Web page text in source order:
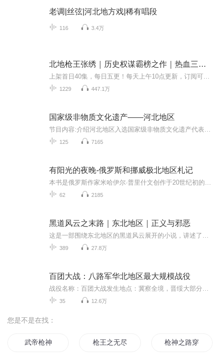
老调|丝弦|河北地方戏|稀有唱段
116 3.4万
北地枪王张绣｜历史权谋霸榜之作｜热血三国｜曹操｜多人有声剧
1229 447.1万
国家级非物质文化遗产——河北地区
125 7165
有阳光的夜晚-俄罗斯和挪威极北地区札记
62 2185
黑道风云之末路｜东北地区｜正义与邪恶
389 27.8万
百团大战：八路军华北地区最大规模战役
35 12.6万
您是不是在找：
武帝枪神 枪王之无尽战斗 枪神之路穿越